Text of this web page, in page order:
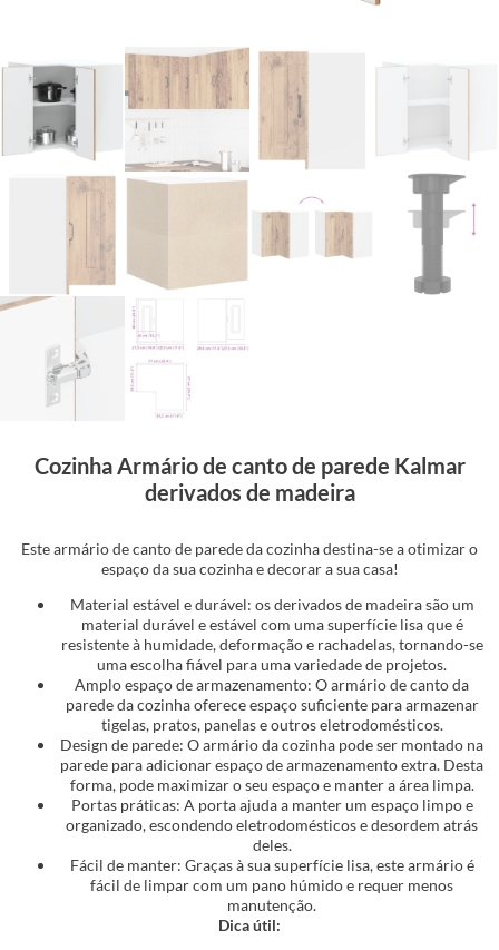
Cozinha Armário de canto de parede Kalmar
derivados de madeira
Este armário de canto de parede da cozinha destina-se a otimizar o
espaço da sua cozinha e decorar a sua casa!
Material estável e durável: os derivados de madeira são um
material durável e estável com uma superfície lisa que é
resistente à humidade, deformação e rachadelas, tornando-se
uma escolha fiável para uma variedade de projetos.
Amplo espaço de armazenamento: O armário de canto da
parede da cozinha oferece espaço suficiente para armazenar
tigelas, pratos, panelas e outros eletrodomésticos.
Design de parede: O armário da cozinha pode ser montado na
parede para adicionar espaço de armazenamento extra. Desta
forma, pode maximizar o seu espaço e manter a área limpa.
Portas práticas: A porta ajuda a manter um espaço limpo e
organizado, escondendo eletrodomésticos e desordem atrás
deles.
Fácil de manter: Graças à sua superfície lisa, este armário é
fácil de limpar com um pano húmido e requer menos
manutenção.
Dica útil: